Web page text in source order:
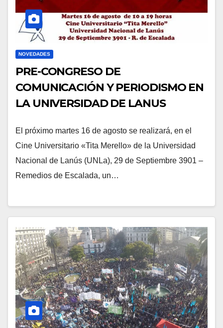
NOVEDADES
PRE-CONGRESO DE
COMUNICACIÓN Y PERIODISMO EN
LA UNIVERSIDAD DE LANUS
El próximo martes 16 de agosto se realizará, en el
Cine Universitario «Tita Merello» de la Universidad
Nacional de Lanús (UNLa), 29 de Septiembre 3901 –
Remedios de Escalada, un…